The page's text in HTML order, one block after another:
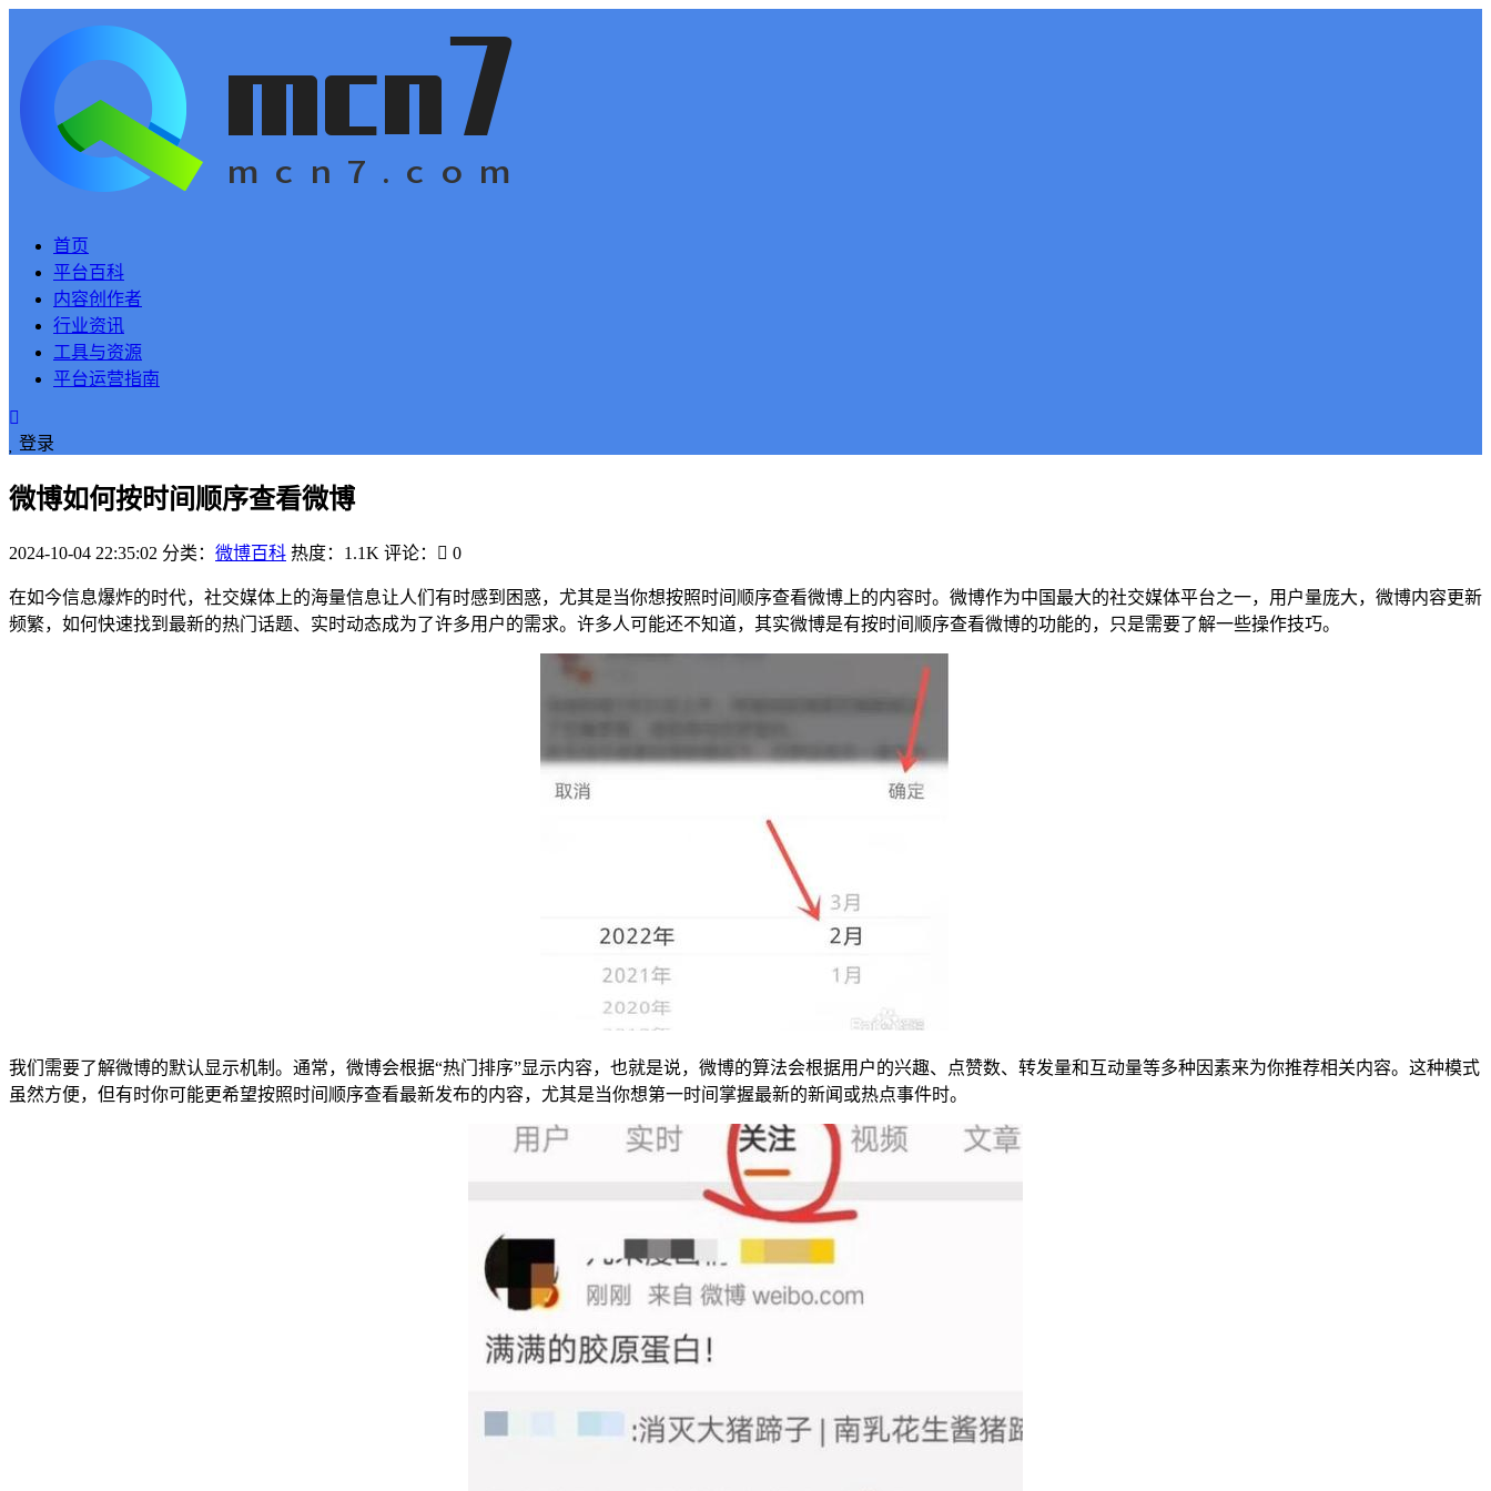
首页
平台百科
内容创作者
行业资讯
工具与资源
平台运营指南
登录
微博如何按时间顺序查看微博
2024-10-04 22:35:02 分类： 微博百科 热度：1.1K 评论： 0
在如今信息爆炸的时代，社交媒体上的海量信息让人们有时感到困惑，尤其是当你想按照时间顺序查看微博上的内容时。微博作为中国最大的社交媒体平台之一，用户量庞大，微博内容更新
频繁，如何快速找到最新的热门话题、实时动态成为了许多用户的需求。许多人可能还不知道，其实微博是有按时间顺序查看微博的功能的，只是需要了解一些操作技巧。
我们需要了解微博的默认显示机制。通常，微博会根据“热门排序”显示内容，也就是说，微博的算法会根据用户的兴趣、点赞数、转发量和互动量等多种因素来为你推荐相关内容。这种模式
虽然方便，但有时你可能更希望按照时间顺序查看最新发布的内容，尤其是当你想第一时间掌握最新的新闻或热点事件时。